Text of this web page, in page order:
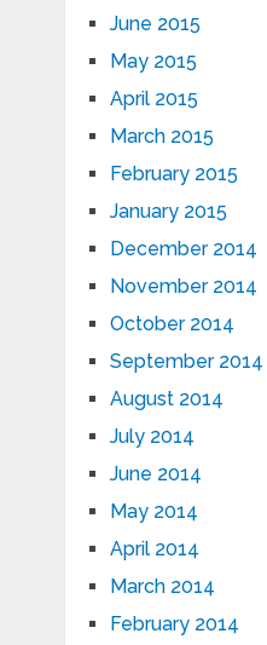
June 2015
May 2015
April 2015
March 2015
February 2015
January 2015
December 2014
November 2014
October 2014
September 2014
August 2014
July 2014
June 2014
May 2014
April 2014
March 2014
February 2014